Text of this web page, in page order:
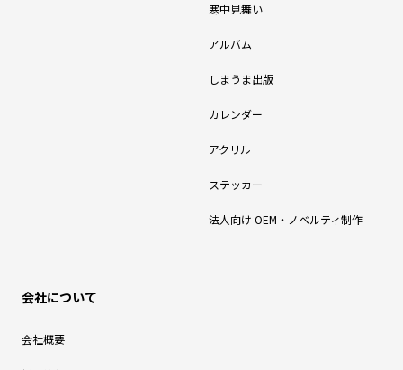
寒中見舞い
アルバム
しまうま出版
カレンダー
アクリル
ステッカー
法人向け OEM・ノベルティ制作
会社について
会社概要